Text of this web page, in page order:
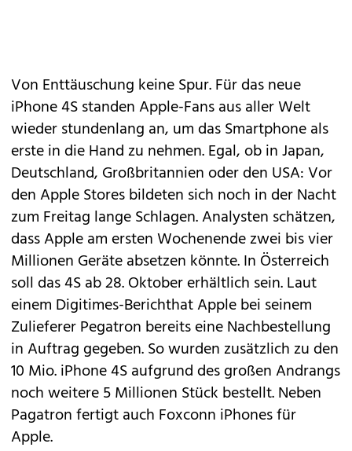
Von Enttäuschung keine Spur. Für das neue
iPhone 4Sstanden Apple-Fans aus aller Welt
wieder stundenlang an, um das Smartphone als
erste in die Hand zu nehmen. Egal, ob in Japan,
Deutschland, Großbritannien oder den USA: Vor
den Apple Stores bildeten sich noch in der Nacht
zum Freitag lange Schlagen. Analysten schätzen,
dass Apple am ersten Wochenende zwei bis vier
Millionen Geräte absetzen könnte. In Österreich
soll das4Sab 28. Oktober erhältlich sein. Laut
einem Digitimes-Berichthat Apple bei seinem
Zulieferer Pegatron bereits eine Nachbestellung
in Auftrag gegeben. So wurden zusätzlich zu den
10 Mio. iPhone 4S aufgrund des großen Andrangs
noch weitere 5 Millionen Stück bestellt. Neben
Pagatron fertigt auch Foxconn iPhones für
Apple.